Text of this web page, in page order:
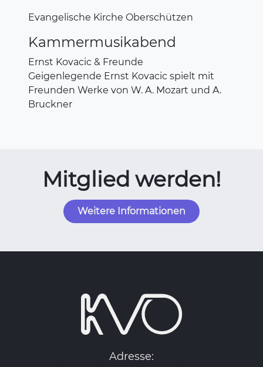
Evangelische Kirche Oberschützen
Kammermusikabend
Ernst Kovacic & Freunde
Geigenlegende Ernst Kovacic spielt mit
Freunden Werke von W. A. Mozart und A.
Bruckner
Mitglied werden!
Weitere Informationen
Adresse: